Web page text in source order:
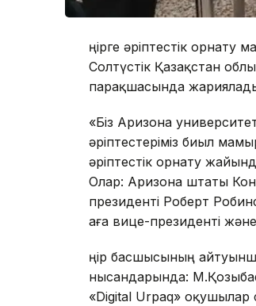
Өңірге әріптестік
Солтүстік Қазақстан
парақшасында
«Біз Аризона
әріптестеріміз биыл
әріптестік орнату
Олар: Аризона штаты
президенті Роберт
аға вице-президенті
Өңір басшысының
нысандарында:
«Digital Urpaq»